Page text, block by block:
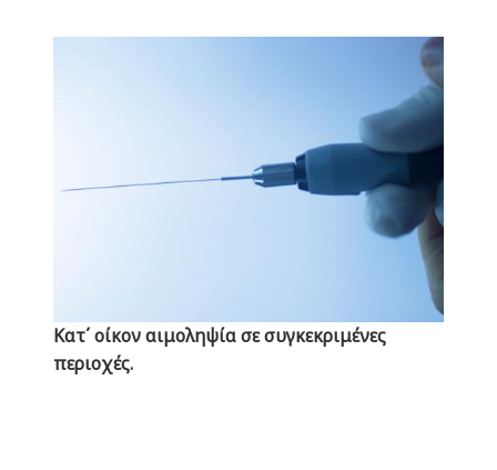
Κατ΄ οίκον αιμοληψία σε συγκεκριμένες
περιοχές.